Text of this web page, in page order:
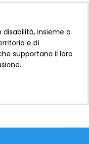
insieme a
e di
supportano il loro